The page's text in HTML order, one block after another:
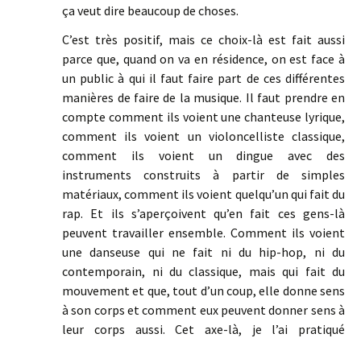
ça veut dire beaucoup de choses.
C’est très positif, mais ce choix-là est fait aussi
parce que, quand on va en résidence, on est face à
un public à qui il faut faire part de ces différentes
manières de faire de la musique. Il faut prendre en
compte comment ils voient une chanteuse lyrique,
comment ils voient un violoncelliste classique,
comment ils voient un dingue avec des
instruments construits à partir de simples
matériaux, comment ils voient quelqu’un qui fait du
rap. Et ils s’aperçoivent qu’en fait ces gens-là
peuvent travailler ensemble. Comment ils voient
une danseuse qui ne fait ni du hip-hop, ni du
contemporain, ni du classique, mais qui fait du
mouvement et que, tout d’un coup, elle donne sens
à son corps et comment eux peuvent donner sens à
leur corps aussi. Cet axe-là, je l’ai pratiqué